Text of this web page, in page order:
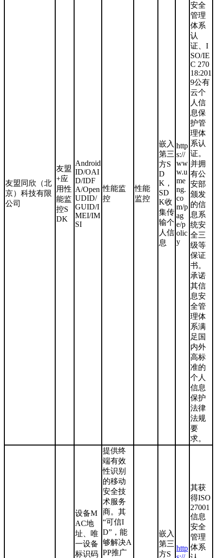
友盟同欣（北
京）科技有限
公司
友盟
+应
用性
能监
控S
DK
Android
ID/OAI
D/IDF
A/Open
UDID/
GUID/I
MEI/IM
SI
性能监
控
性能
监控
嵌入
第三
方S
D
K，
SD
K收
集传
输个
人信
息
http
s://
ww
w.u
me
ng.
co
m/p
ag
e/p
olic
y
安全
管理
体系
认
证、I
SO/IE
C 270
18:201
9公有
云个
人信
息保
护管
理体
系认
证。
并拥
有公
安部
颁发
的信
息系
统安
全三
级等
保证
书。
承诺
其信
息安
全管
理体
系满
足国
内外
高标
准的
个人
信息
保护
法律
法规
要
求。
设备M
AC地
址、唯
一设备
标识码
提供终
端有效
性识别
的移动
安全技
术服务
商。其
“可信I
D”，能
够解决A
PP推广
嵌入
第三
方S
http
其获
得ISO
27001
信息
安全
管理
体系